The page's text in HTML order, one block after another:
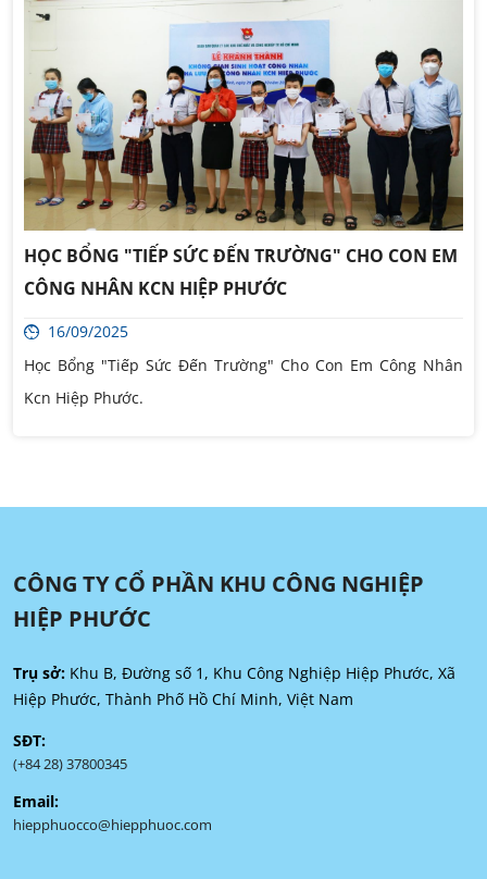
HỌC BỔNG "TIẾP SỨC ĐẾN TRƯỜNG" CHO CON EM
CÔNG NHÂN KCN HIỆP PHƯỚC
16/09/2025
Học Bổng "Tiếp Sức Đến Trường" Cho Con Em Công Nhân
Kcn Hiệp Phước.
CÔNG TY CỔ PHẦN KHU CÔNG NGHIỆP
HIỆP PHƯỚC
Trụ sở: Khu B, Đường số 1, Khu Công Nghiệp Hiệp Phước, Xã
Hiệp Phước, Thành Phố Hồ Chí Minh, Việt Nam
SĐT:
(+84 28) 37800345
Email:
hiepphuocco@hiepphuoc.com